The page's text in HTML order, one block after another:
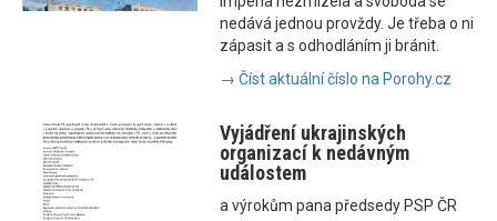
nedává jednou provždy. Je třeba o ni
zápasit a s odhodláním ji bránit.
→ Číst aktuální číslo na Porohy.cz
Vyjádření ukrajinských
organizací k nedávným
událostem
a výrokům pana předsedy PSP ČR